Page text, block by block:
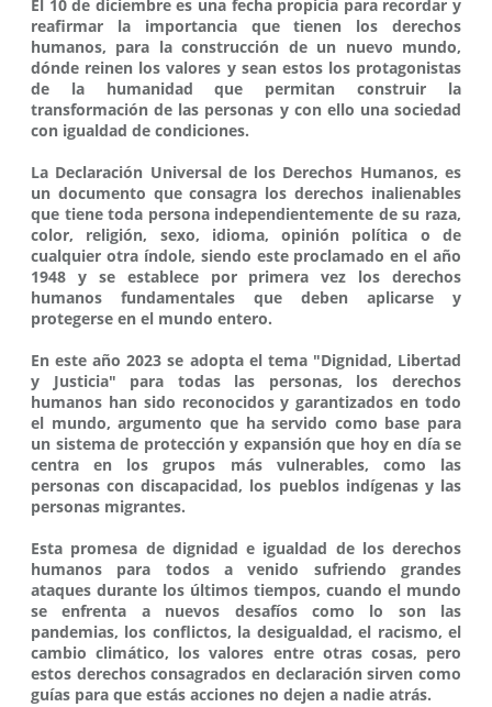
El 10 de diciembre es una fecha propicia para recordar y
reafirmar la importancia que tienen los derechos
humanos, para la construcción de un nuevo mundo,
dónde reinen los valores y sean estos los protagonistas
de la humanidad que permitan construir la
transformación de las personas y con ello una sociedad
con igualdad de condiciones.
La Declaración Universal de los Derechos Humanos, es
un documento que consagra los derechos inalienables
que tiene toda persona independientemente de su raza,
color, religión, sexo, idioma, opinión política o de
cualquier otra índole, siendo este proclamado en el año
1948 y se establece por primera vez los derechos
humanos fundamentales que deben aplicarse y
protegerse en el mundo entero.
En este año 2023 se adopta el tema "Dignidad, Libertad
y Justicia" para todas las personas, los derechos
humanos han sido reconocidos y garantizados en todo
el mundo, argumento que ha servido como base para
un sistema de protección y expansión que hoy en día se
centra en los grupos más vulnerables, como las
personas con discapacidad, los pueblos indígenas y las
personas migrantes.
Esta promesa de dignidad e igualdad de los derechos
humanos para todos a venido sufriendo grandes
ataques durante los últimos tiempos, cuando el mundo
se enfrenta a nuevos desafíos como lo son las
pandemias, los conflictos, la desigualdad, el racismo, el
cambio climático, los valores entre otras cosas, pero
estos derechos consagrados en declaración sirven como
guías para que estás acciones no dejen a nadie atrás.